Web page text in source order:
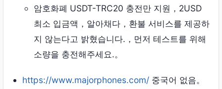
암호화폐 USDT-TRC20 충전만 지원，2USD
최소 입금액，알아채다，환불 서비스를 제공하
지 않는다고 밝혔습니다.，먼저 테스트를 위해
소량을 충전해주세요.。
https://www.majorphones.com/ 중국어 없음。